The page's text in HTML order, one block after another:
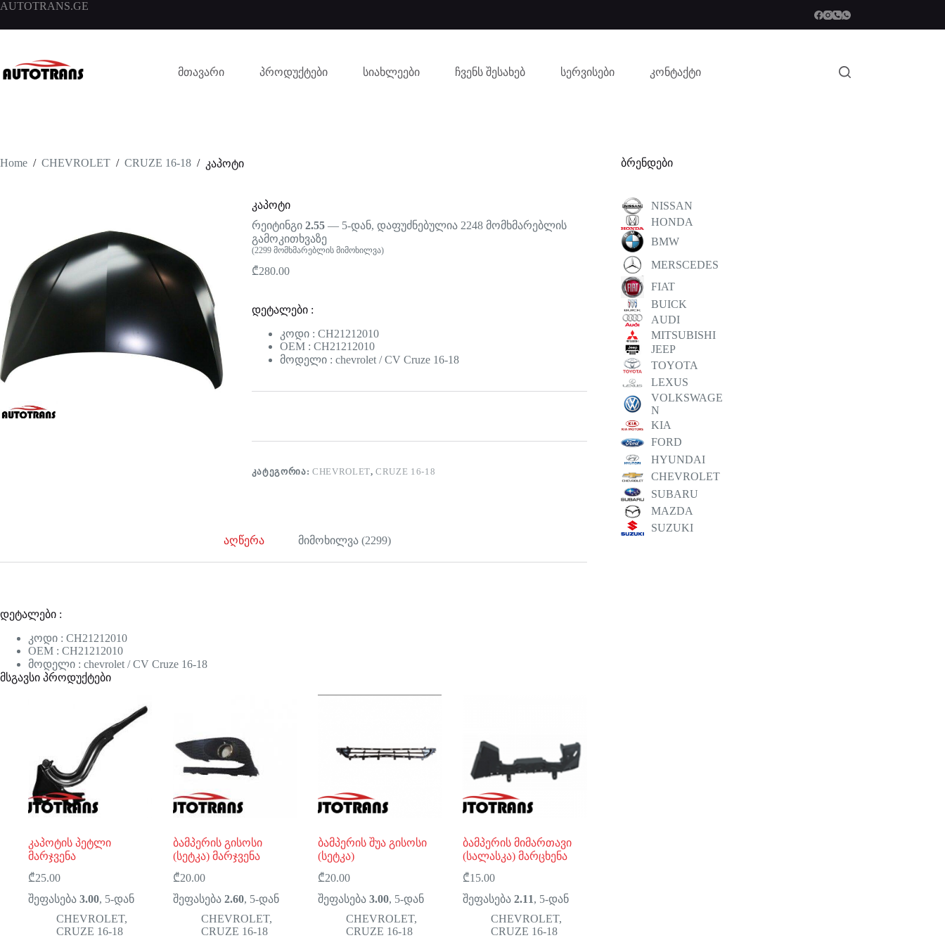
AUTOTRANS.GE
მთავარი პროდუქტები სიახლეები ჩვენს შესახებ სერვისები კონტაქტი
Home / CHEVROLET / CRUZE 16-18 / კაპოტი
კაპოტი
რეიტინგი 2.55— 5-დან, დაფუძნებულია 2248მომხმარებლის
გამოკითხვაზე
(2299მომხმარებლის მიმოხილვა)
₾280.00
დეტალები :
კოდი : CH21212010
OEM : CH21212010
მოდელი : chevrolet / CV Cruze 16-18
ᲙᲐᲢᲔᲒᲝᲠᲘᲐ: CHEVROLET,CRUZE 16-18
აღწერა მიმოხილვა (2299)
დეტალები :
კოდი : CH21212010
OEM : CH21212010
მოდელი : chevrolet / CV Cruze 16-18
მსგავსი პროდუქტები
კაპოტის პეტლი
მარჯვენა
₾25.00
შეფასება 3.00, 5-დან
CHEVROLET,
CRUZE 16-18
ბამპერის გისოსი
(სეტკა) მარჯვენა
₾20.00
შეფასება2.60, 5-დან
CHEVROLET,
CRUZE 16-18
ბამპერის შუა გისოსი
(სეტკა)
₾20.00
შეფასება3.00, 5-დან
CHEVROLET,
CRUZE 16-18
ბამპერის მიმართავი
(სალასკა) მარცხენა
₾15.00
შეფასება2.11, 5-დან
CHEVROLET,
CRUZE 16-18
ბრენდები
NISSAN
HONDA
BMW
MERSCEDES
FIAT
BUICK
AUDI
MITSUBISHI
JEEP
TOYOTA
LEXUS
VOLKSWAGE
N
KIA
FORD
HYUNDAI
CHEVROLET
SUBARU
MAZDA
SUZUKI